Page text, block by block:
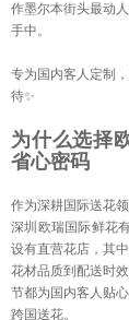
作墨尔本街头最动
手中。
专为国内客人定制
待✨
为什么选择
省心密码
作为深耕国际送花
深圳欧瑞国际鲜花
设有直营花店，其
花材品质到配送时
节都为国内客人贴
跨国送花。